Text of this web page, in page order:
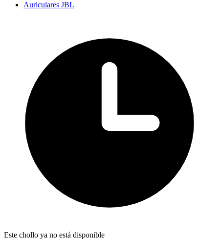
Auriculares JBL
Este chollo ya no está disponible